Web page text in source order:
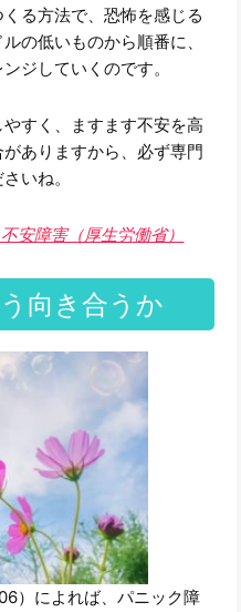
る方法で、恐怖を感じる
の低いものから順番に、
ジしていくのです。
すく、ますます不安を高
ありますから、必ず専門
いね。
安障害（厚生労働省）
向き合うか
）によれば、パニック障